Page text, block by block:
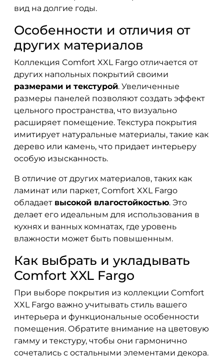
вид на долгие годы.
Особенности и отличия от
других материалов
Коллекция Comfort XXL Fargo отличается от
других напольных покрытий своими
размерами и текстурой. Увеличенные
размеры панелей позволяют создать эффект
цельного пространства, что визуально
расширяет помещение. Текстура покрытия
имитирует натуральные материалы, такие как
дерево или камень, что придает интерьеру
особую изысканность.
В отличие от других материалов, таких как
ламинат или паркет, Comfort XXL Fargo
обладает высокой влагостойкостью. Это
делает его идеальным для использования в
кухнях и ванных комнатах, где уровень
влажности может быть повышенным.
Как выбрать и укладывать
Comfort XXL Fargo
При выборе покрытия из коллекции Comfort
XXL Fargo важно учитывать стиль вашего
интерьера и функциональные особенности
помещения. Обратите внимание на цветовую
гамму и текстуру, чтобы они гармонично
сочетались с остальными элементами декора.